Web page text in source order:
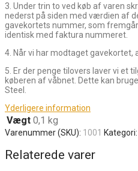
3. Under trin to ved køb af varen
nederst på siden med værdien af
gavekortets nummer, som
identisk med faktura nummeret.
4. Når vi har modtaget gavekortet,
5. Er der penge tilovers laver vi et
køberen af våbnet. Dette kan
Steel.
Yderligere information
Vægt 0,1 kg
Varenummer (SKU): 1001 Kategori:
Relaterede varer